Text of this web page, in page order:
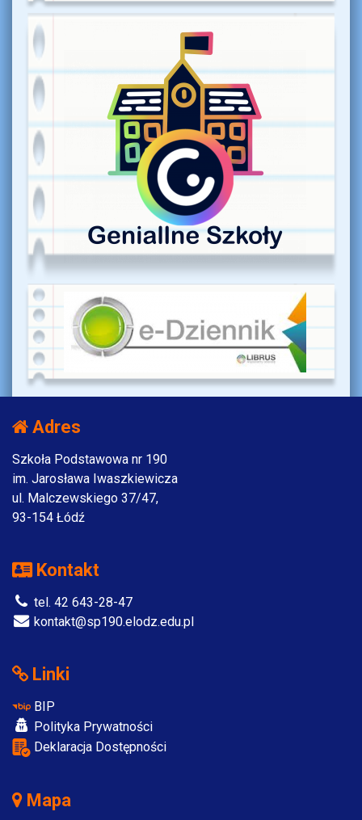
Adres
Szkoła Podstawowa nr 190
im. Jarosława Iwaszkiewicza
ul. Malczewskiego 37/47,
93-154 Łódź
Kontakt
tel. 42 643-28-47
kontakt@sp190.elodz.edu.pl
Linki
BIP
Polityka Prywatności
Deklaracja Dostępności
Mapa